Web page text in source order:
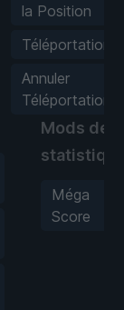
la Position
Téléportation
Annuler
Téléportation
Mods de
Méga
Score